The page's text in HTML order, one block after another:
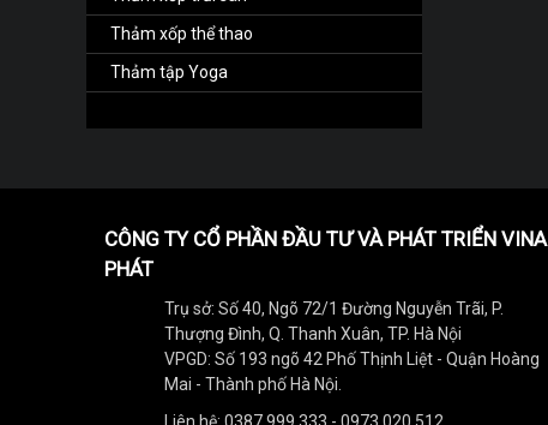
Thảm xốp thể thao
Thảm tập Yoga
CÔNG TY CỔ PHẦN ĐẦU TƯ VÀ PHÁT TRIỂN VINA
PHÁT
Trụ sở: Số 40, Ngõ 72/1 Đường Nguyễn Trãi, P.
Thượng Đình, Q. Thanh Xuân, TP. Hà Nội
VPGD: Số 193 ngõ 42 Phố Thịnh Liệt - Quận Hoàng
Mai - Thành phố Hà Nội.